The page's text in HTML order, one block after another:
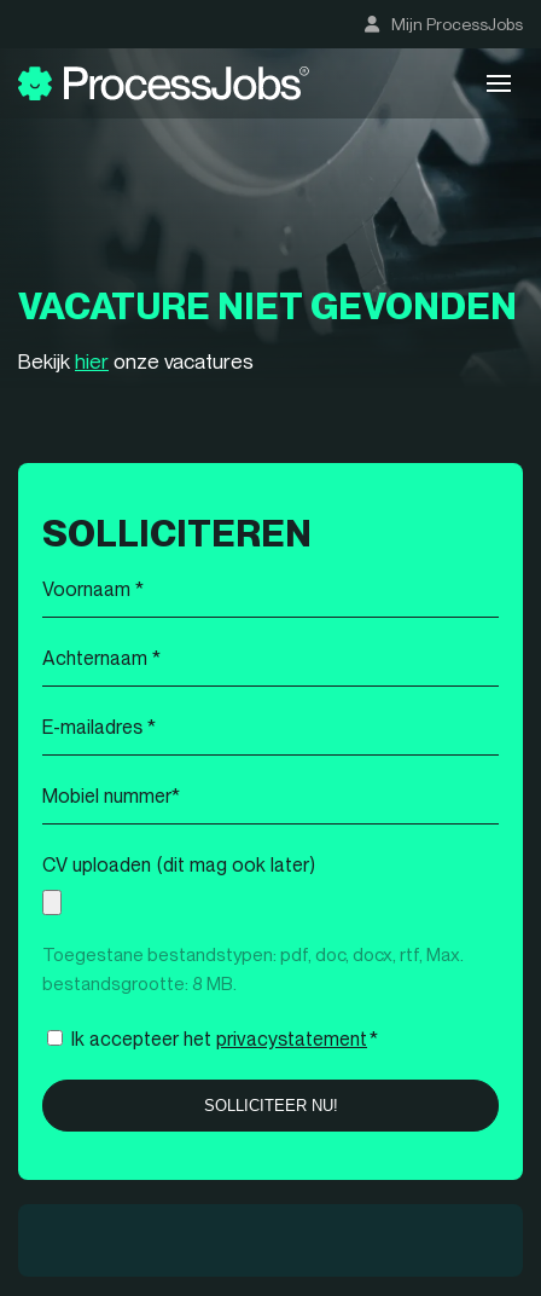
Mijn ProcessJobs
VACATURE NIET GEVONDEN
Bekijk hier onze vacatures
SOLLICITEREN
Voornaam
*
Achternaam
*
E-
mailadres
*
Mobiel
nummer
*
CV uploaden (dit mag ook later)
Toegestane bestandstypen: pdf, doc, docx, rtf, Max.
bestandsgrootte: 8 MB.
Instemming
Ik accepteer het privacystatement*